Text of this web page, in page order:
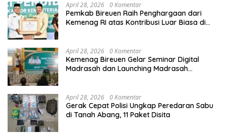
April 28, 2026 0 Komentar
Pemkab Bireuen Raih Penghargaan dari
Kemenag RI atas Kontribusi Luar Biasa di
April 28, 2026 0 Komentar
Kemenag Bireuen Gelar Seminar Digital
Madrasah dan Launching Madrasah
April 28, 2026 0 Komentar
Gerak Cepat Polisi Ungkap Peredaran Sabu
di Tanah Abang, 11 Paket Disita